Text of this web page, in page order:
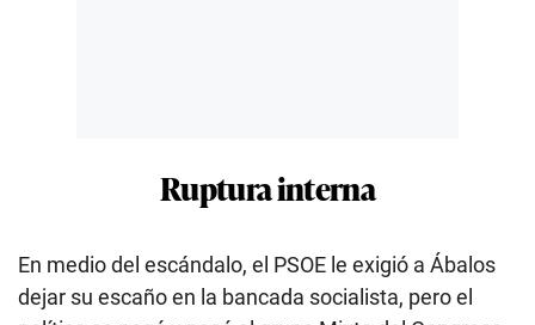
Ruptura interna
En medio del escándalo, el PSOE le exigió a Ábalos
dejar su escaño en la bancada socialista, pero el